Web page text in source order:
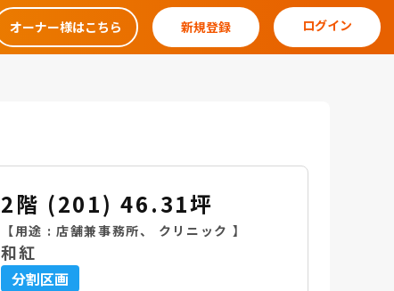
オーナー様はこちら 新規登録 ログイン
2階 (201) 46.31坪
【用途 :店舗兼事務所、 クリニック 】
和紅
分割区画